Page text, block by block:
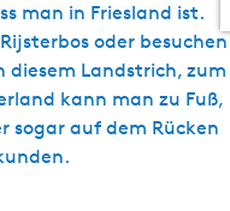
man in Friesland ist.
oder besuchen
diesem Landstrich, zum
kann man zu Fuß,
sogar auf dem Rücken